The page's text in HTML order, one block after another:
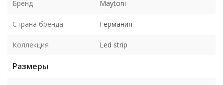
Бренд Maytoni
Страна бренда Германия
Коллекция Led strip
Размеры